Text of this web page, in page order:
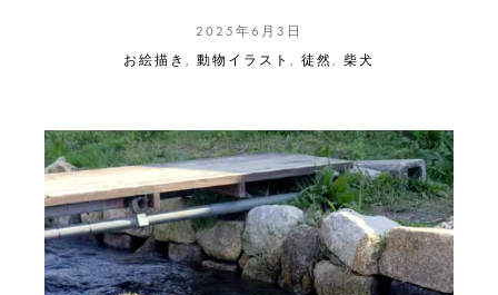
2025年6月3日
お絵描き
動物イラスト 徒然 柴犬